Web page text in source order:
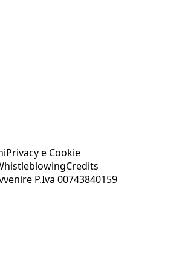
Privacy e Cookie
Credits
P.Iva 00743840159